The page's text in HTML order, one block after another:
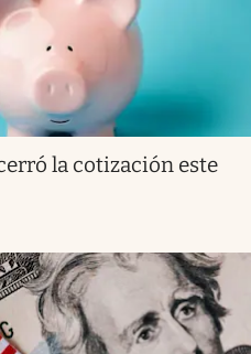
la cotización este